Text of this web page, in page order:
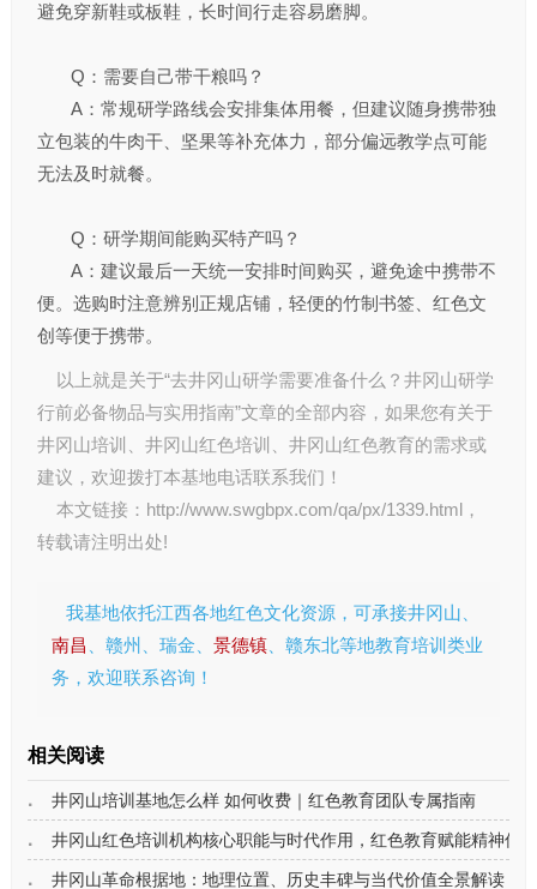
避免穿新鞋或板鞋，长时间行走容易磨脚。
Q：需要自己带干粮吗？
A：常规研学路线会安排集体用餐，但建议随身携带独
立包装的牛肉干、坚果等补充体力，部分偏远教学点可能
无法及时就餐。
Q：研学期间能购买特产吗？
A：建议最后一天统一安排时间购买，避免途中携带不
便。选购时注意辨别正规店铺，轻便的竹制书签、红色文
创等便于携带。
以上就是关于“去井冈山研学需要准备什么？井冈山研学
行前必备物品与实用指南”文章的全部内容，如果您有关于
井冈山培训
井冈山红色培训 井冈山红色教育的需求或
建议，欢迎拨打本基地电话联系我们！
本文链接： http://www.swgbpx.com/qa/px/1339.html，
转载请注明出处!
我基地依托江西各地红色文化资源，可承接井冈山、
南昌
、赣州、瑞金、 景德镇、赣东北等地教育培训类业
务，欢迎联系咨询！
相关阅读
井冈山培训基地怎么样 如何收费｜红色教育团队专属指南
井冈山红色培训机构核心职能与时代作用，红色教育赋能精神传承
井冈山革命根据地：地理位置、历史丰碑与当代价值全景解读